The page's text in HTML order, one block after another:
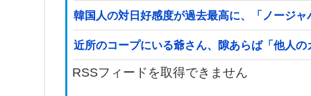
韓国人の対日好感度が過去最高に、「ノージ
近所のコープにいる爺さん、隙あらば「他人
RSSフィードを取得できません